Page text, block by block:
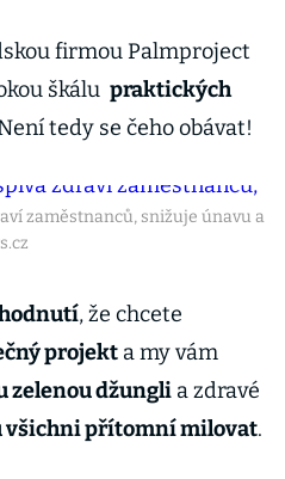
firmou Palmproject
škálu praktických
tedy se čeho obávat!
zaměstnanců, snižuje únavu a
, že chcete
projekta my vám
zelenou džunglia zdravé
všichni přítomní milovat.